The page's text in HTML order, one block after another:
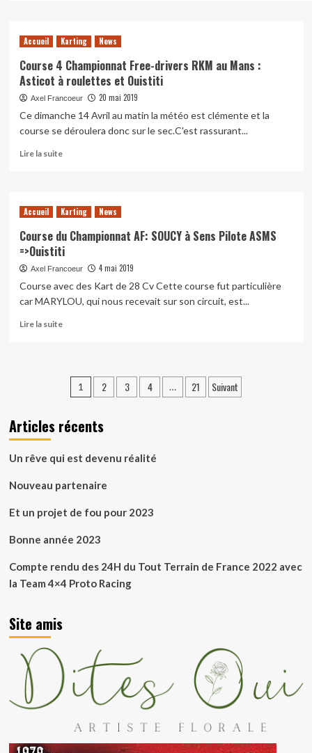
Endurance
4
Temps
DUNOIS
KART
:
ASMS
Accueil Karting News
Course 4 Championnat Free-drivers RKM au Mans :
Asticot à roulettes et Ouistiti
Axel Francoeur 20 mai 2019
Ce dimanche 14 Avril au matin la météo est clémente et la
course se déroulera donc sur le sec.C'est rassurant...
Lire la suiteEn
Course
4
Championnat
Free-
drivers
RKM
au
Mans
Asticot
Ouistiti
Accueil Karting News
Course du Championnat AF: SOUCY à Sens Pilote ASMS
=>Ouistiti
Axel Francoeur 4 mai 2019
Course avec des Kart de 28 Cv Cette course fut particulière
car MARYLOU, qui nous recevait sur son circuit, est...
Lire la suiteEn
Course
SOUCY
Sens
ASMS
Pagination
publications
1 2 3 4 … 21 Suivant
Articles récents
Un rêve qui est devenu réalité
Nouveau partenaire
Et un projet de fou pour 2023
Bonne année 2023
Compte rendu des 24H du Tout Terrain de France 2022 avec
la Team 4×4 Proto Racing
Site amis